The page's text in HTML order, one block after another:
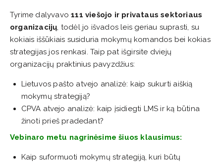
Tyrime dalyvavo111 viešojo ir privataus sektoriaus
organizacijų, todėl jo išvados leis geriau suprasti, su
kokiais iššūkiais susiduria mokymų komandos bei kokias
strategijas jos renkasi. Taip pat išgirsite dviejų
organizacijų praktinius pavyzdžius:
Lietuvos pašto atvejo analizė: kaip sukurti aiškią
mokymų strategiją?
CPVA atvejo analizė: kaip įsidiegti LMS ir ką būtina
žinoti prieš pradedant?
Vebinaro metu nagrinėsime šiuos klausimus:
Kaip suformuoti mokymų strategiją, kuri būtų